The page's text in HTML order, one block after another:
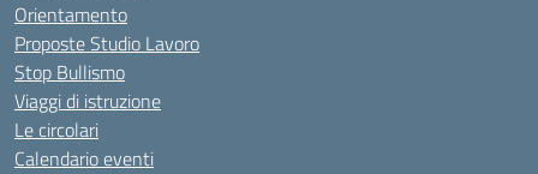
Orientamento
Proposte Studio Lavoro
Stop Bullismo
Viaggi di istruzione
Le circolari
Calendario eventi